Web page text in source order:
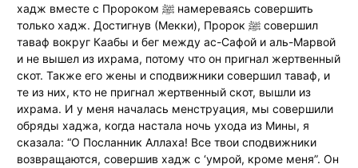
хадж вместе с Пророком ﷺ намереваясь совершить
только хадж. Достигнув (Мекки), Пророк ﷺ совершил
таваф вокруг Каабы и бег между ас-Сафой и аль-Марвой
и не вышел из ихрама, потому что он пригнал жертвенный
скот. Также его жены и сподвижники совершил таваф, и
те из них, кто не пригнал жертвенный скот, вышли из
ихрама. И у меня началась менструация, мы совершили
обряды хаджа, когда настала ночь ухода из Мины, я
сказала: “О Посланник Аллаха! Все твои сподвижники
возвращаются, совершив хадж с ‘умрой, кроме меня”. Он